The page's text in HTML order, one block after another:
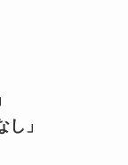
」